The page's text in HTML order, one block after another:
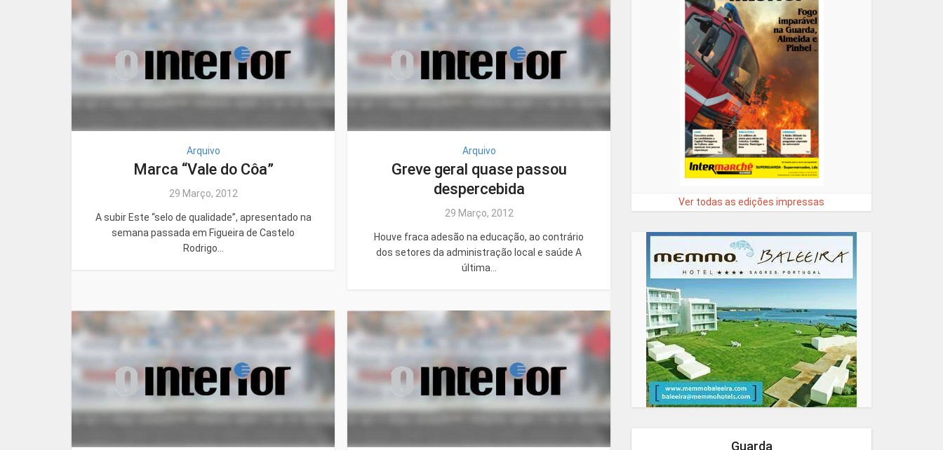
Arquivo
Marca “Vale do Côa”
29 Março, 2012
A subir Este “selo de qualidade”, apresentado na
semana passada em Figueira de Castelo
Rodrigo...
Arquivo
Greve geral quase passou
despercebida
29 Março, 2012
Houve fraca adesão na educação, ao contrário
dos setores da administração local e saúde A
última...
Ver todas as edições impressas
Guarda